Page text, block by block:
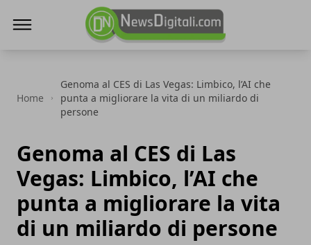
Home
Genoma al CES di Las Vegas: Limbico, l’AI che
punta a migliorare la vita di un miliardo di
persone
Genoma al CES di Las
Vegas: Limbico, l’AI che
punta a migliorare la vita
di un miliardo di persone